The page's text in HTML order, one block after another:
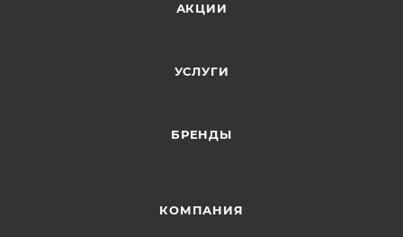
АКЦИИ
УСЛУГИ
БРЕНДЫ
КОМПАНИЯ